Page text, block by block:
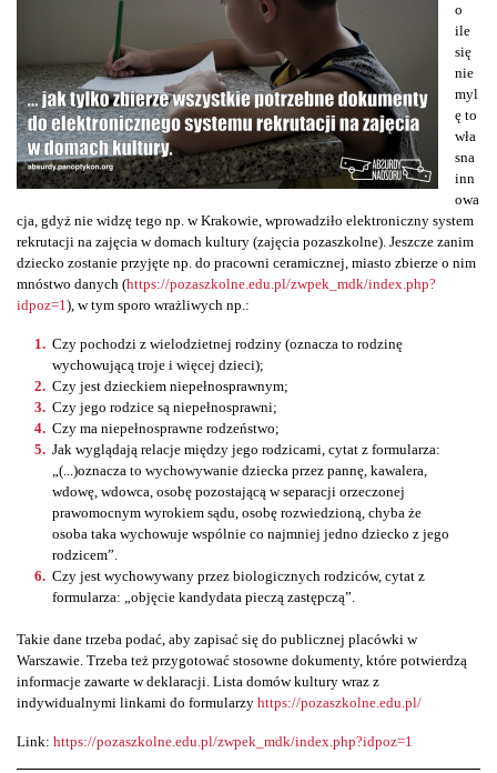
o
ile
się
nie
myl
ę to
wła
sna
inn
owa
cja, gdyż nie widzę tego np. w Krakowie, wprowadziło elektroniczny system
rekrutacji na zajęcia w domach kultury (zajęcia pozaszkolne). Jeszcze zanim
dziecko zostanie przyjęte np. do pracowni ceramicznej, miasto zbierze o nim
mnóstwo danych (https://pozaszkolne.edu.pl/zwpek_mdk/index.php?
idpoz=1), w tym sporo wrażliwych np.:
Czy pochodzi z wielodzietnej rodziny (oznacza to rodzinę
wychowującą troje i więcej dzieci);
Czy jest dzieckiem niepełnosprawnym;
Czy jego rodzice są niepełnosprawni;
Czy ma niepełnosprawne rodzeństwo;
Jak wyglądają relacje między jego rodzicami, cytat z formularza:
„(...)oznacza to wychowywanie dziecka przez pannę, kawalera,
wdowę, wdowca, osobę pozostającą w separacji orzeczonej
prawomocnym wyrokiem sądu, osobę rozwiedzioną, chyba że
osoba taka wychowuje wspólnie co najmniej jedno dziecko z jego
rodzicem”.
Czy jest wychowywany przez biologicznych rodziców, cytat z
formularza: „objęcie kandydata pieczą zastępczą”.
Takie dane trzeba podać, aby zapisać się do publicznej placówki w
Warszawie. Trzeba też przygotować stosowne dokumenty, które potwierdzą
informacje zawarte w deklaracji. Lista domów kultury wraz z
indywidualnymi linkami do formularzy https://pozaszkolne.edu.pl/
Link: https://pozaszkolne.edu.pl/zwpek_mdk/index.php?idpoz=1